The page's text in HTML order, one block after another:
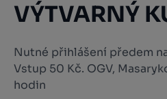
VÝTVARNÝ
Nutné přihlášení předem
Vstup 50 Kč. OGV,
hodin